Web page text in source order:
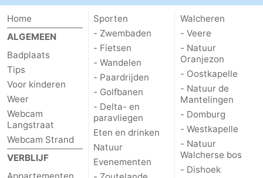
Home
ALGEMEEN
Badplaats
Tips
Voor kinderen
Weer
Webcam
Langstraat
Webcam Strand
VERBLIJF
Sporten
- Zwembaden
- Fietsen
- Wandelen
- Paardrijden
- Golfbanen
- Delta- en
paravliegen
Eten en drinken
Natuur
Evenementen
Walcheren
- Veere
- Natuur
Oranjezon
- Oostkapelle
- Natuur de
Mantelingen
- Domburg
- Westkapelle
- Natuur
Walcherse bos
- Dishoek